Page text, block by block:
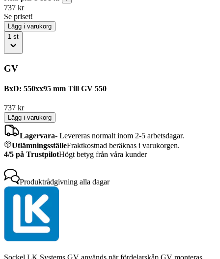
737 kr
Se priset!
Lägg i varukorg
1 st
GV
BxD: 550xx95 mm Till GV 550
737 kr
Lägg i varukorg
Lagervara- Levereras normalt inom 2-5 arbetsdagar.
UtlämningsställeFraktkostnad beräknas i varukorgen.
4/5 på TrustpilotHögt betyg från våra kunder
Produktrådgivning alla dagar